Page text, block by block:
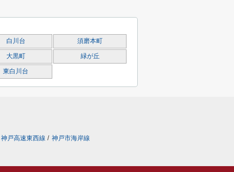
白川台 須磨本町
大黒町 緑が丘
東白川台
神戸高速東西線 / 神戸市海岸線